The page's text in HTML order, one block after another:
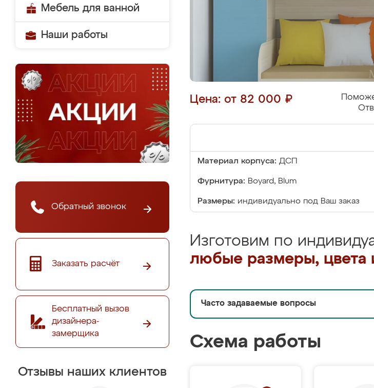
Мебель для ванной
Наши работы
Обратный звонок
Заказать расчёт
Бесплатный вызов
дизайнера-
замерщика
Отзывы наших клиентов
Цена: от 82 000 ₽
Материал корпуса: ДСП
Фурнитура: Boyard, Blum
Размеры: индивидуально под Ваш заказ
Изготовим по
любые размеры, цвета
Часто задаваемые вопросы
Схема работы